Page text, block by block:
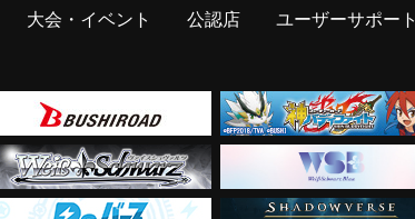
大会・イベント 公認店 ユーザーサポート